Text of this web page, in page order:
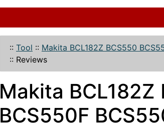
:: Tool :: Makita BCL182Z BCS550
:: Reviews
Makita BCL182Z
BCS550F